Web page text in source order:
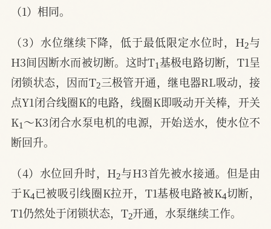
（1）相同。
（3）水位继续下降，低于最低限定水位时，H 与
H3间因断水而被切断。这时T1基极电路切断，T1呈
闭锁状态，因而T2三极管开通，继电器RL吸动，接
点Y1闭合线圈K的电路，线圈K即吸动开关棒，开关
K1～K3闭合水泵电机的电源，开始送水，使水位不
断回升。
（4）水位回升时，H 2
与H3首先被水接通。但是由
于K4 已被吸引线圈K拉开，T1基极电路被K 4
切断，
T1仍然处于闭锁状态，T2开通，水泵继续工作。